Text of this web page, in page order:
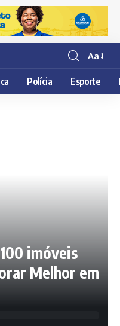
Resisor
de
fonte
Aa
Polícia Esporte
imóveis
Melhor em